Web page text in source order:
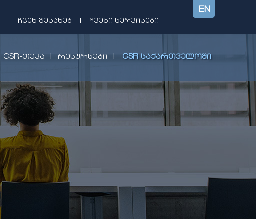
ᲩᲕᲔᲜ ᲨᲔᲡᲐᲮᲔᲑ ᲩᲕᲔᲜᲘ ᲡᲔᲠᲕᲘᲡᲔᲑᲘ
EN
CSR-ᲗᲔᲙᲐ | ᲠᲔᲡᲣᲠᲡᲔᲑᲘ | CSR ᲡᲐᲥᲐᲠᲗᲕᲔᲚᲝᲨᲘ